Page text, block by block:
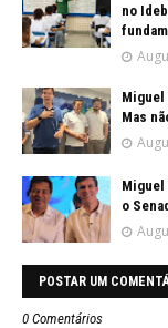
no
Miguel
Mas
Miguel
o
POSTAR UM
0 Comentários